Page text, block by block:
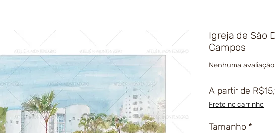
Igreja de São
Campos
Nenhuma avaliação
A partir de
Frete no carrinho
Tamanho *